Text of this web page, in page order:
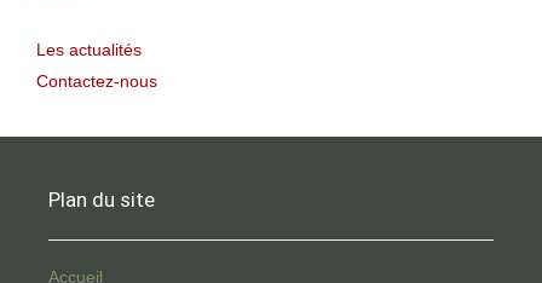
Les actualités
Contactez-nous
Plan du site
Accueil